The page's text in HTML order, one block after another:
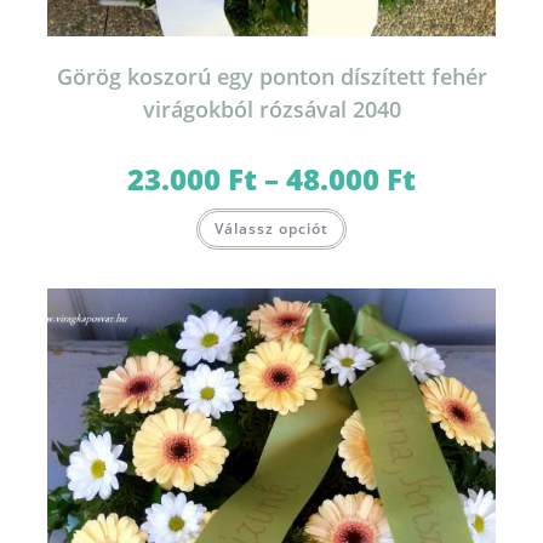
Görög koszorú egy ponton díszített fehér
virágokból rózsával 2040
23.000 Ft–48.000 Ft23.000 Ft
Válassz opciót a
van.
A
változatok
a
termékoldalon
választhatók
ki